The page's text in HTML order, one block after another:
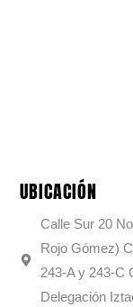
UBICACIÓN
Calle Sur 20
Rojo Gómez)
243-A y 243-C
Delegación